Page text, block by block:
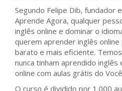
Segundo Felipe Dib, fundador
Aprende Agora, qualquer
inglês online e dominar o
querem aprender inglês
barato e mais eficiente.
nunca tinham aprendido
online com aulas grátis do
O curso é dividido por 1.000